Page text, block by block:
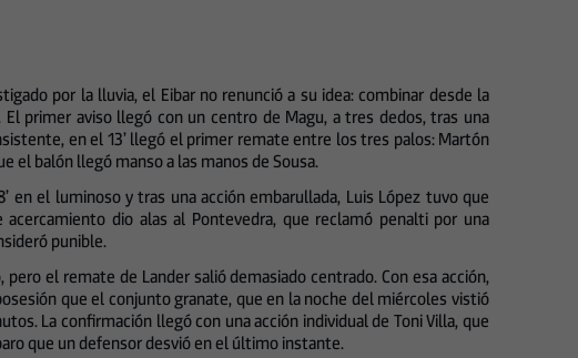
por la lluvia, el Eibar no renunció a su idea: combinar desde la
primer aviso llegó con un centro de Magu, a tres dedos, tras una
en el 13’ llegó el primer remate entre los tres palos: Martón
el balón llegó manso a las manos de Sousa.
en el luminoso y tras una acción embarullada, Luis López tuvo que
dio alas al Pontevedra, que reclamó penalti por una
punible.
el remate de Lander salió demasiado centrado. Con esa acción,
que el conjunto granate, que en la noche del miércoles vistió
La confirmación llegó con una acción individual de Toni Villa, que
que un defensor desvió en el último instante.